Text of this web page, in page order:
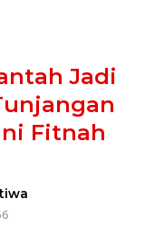
Jadi
Fitnah